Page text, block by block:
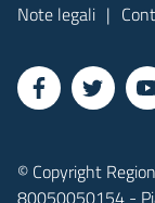
Note legali
© Copyright
80050050154 -